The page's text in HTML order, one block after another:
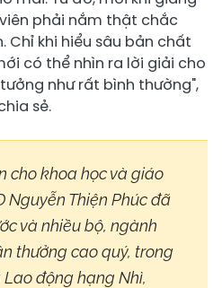
phải nắm thật chắc
Chỉ khi hiểu sâu bản chất
có thể nhìn ra lời giải cho
như rất bình thường",
sẻ.
cho khoa học và giáo
Nguyễn Thiện Phúc đã
và nhiều bộ, ngành
thưởng cao quý, trong
động hạng Nhì,